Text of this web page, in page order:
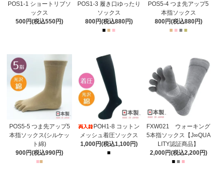
POS1-1 ショートリブソ
ックス
500円(税込550円)
POS1-3 履き口ゆったり
ソックス
800円(税込880円)
■ ■ ■
POS5-4 つま先アップ5
本指ソックス
800円(税込880円)
■ ■ ■ ■
POS5-5 つま先アップ5
本指ソックス(シルケッ
ト綿)
900円(税込990円)
■■
POH1-8 コットン
メッシュ着圧ソックス
1,000円(税込1,100円)
■
FXW021 ウォーキング
5本指ソックス【J∞QUA
LITY認証商品】
2,000円(税込2,200円)
■ ■ ■